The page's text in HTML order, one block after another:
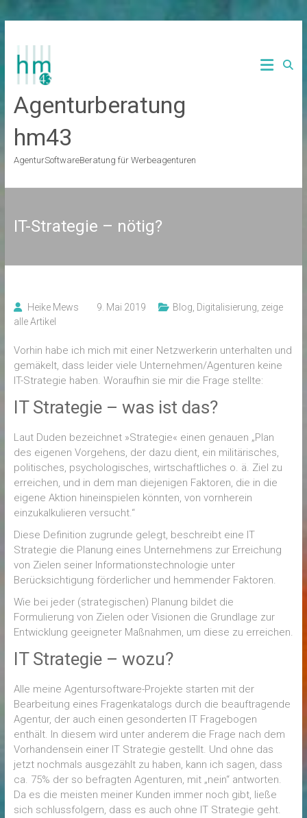
Inhalt
springen
Agenturberatung
hm43
AgenturSoftwareBeratung für Werbeagenturen
IT-Strategie – nötig?
Heike Mews 9. Mai 2019 Blog Digitalisierung zeige
alle Artikel
Vorhin habe ich mich mit einer Netzwerkerin unterhalten und
gemäkelt, dass leider viele Unternehmen/Agenturen keine
IT-Strategie haben. Woraufhin sie mir die Frage stellte:
IT Strategie – was ist das?
Laut Duden bezeichnet »Strategie« einen genauen „Plan
des eigenen Vorgehens, der dazu dient, ein militärisches,
politisches, psychologisches, wirtschaftliches o. ä. Ziel zu
erreichen, und in dem man diejenigen Faktoren, die in die
eigene Aktion hineinspielen könnten, von vornherein
einzukalkulieren versucht.“
Diese Definition zugrunde gelegt, beschreibt eine IT
Strategie die Planung eines Unternehmens zur Erreichung
von Zielen seiner Informationstechnologie unter
Berücksichtigung förderlicher und hemmender Faktoren.
Wie bei jeder (strategischen) Planung bildet die
Formulierung von Zielen oder Visionen die Grundlage zur
Entwicklung geeigneter Maßnahmen, um diese zu erreichen.
IT Strategie – wozu?
Alle meine Agentursoftware-Projekte starten mit der
Bearbeitung eines Fragenkatalogs durch die beauftragende
Agentur, der auch einen gesonderten IT Fragebogen
enthält. In diesem wird unter anderem die Frage nach dem
Vorhandensein einer IT Strategie gestellt. Und ohne das
jetzt nochmals ausgezählt zu haben, kann ich sagen, dass
ca. 75% der so befragten Agenturen, mit „nein“ antworten.
Da es die meisten meiner Kunden immer noch gibt, ließe
sich schlussfolgern, dass es auch ohne IT Strategie geht.